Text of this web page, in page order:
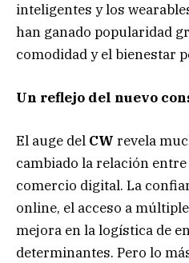
inteligentes y los
han ganado popularidad
comodidad y el bienestar
Un reflejo del nuevo
El auge del CW revela
cambiado la relación
comercio digital. La
online, el acceso a
mejora en la logística de
determinantes. Pero lo